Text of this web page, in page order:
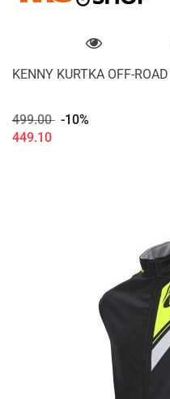
KENNY KURTKA OFF-
499.00 -10%
449.10